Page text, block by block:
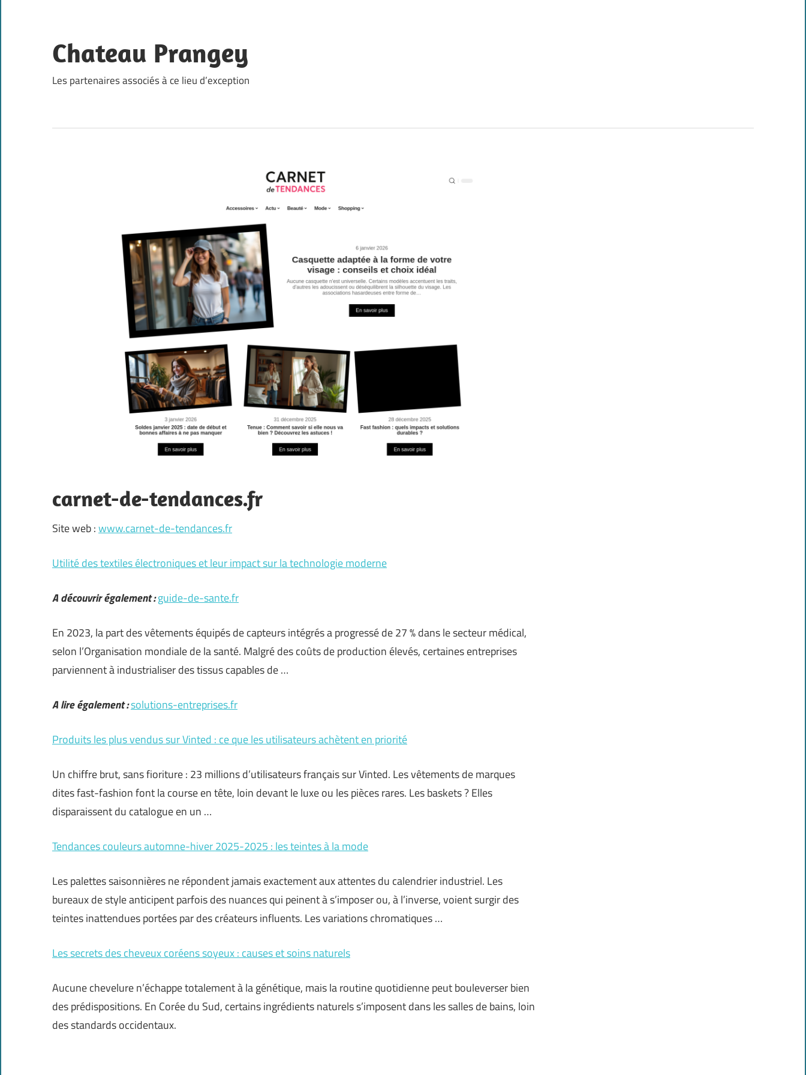
content
Chateau Prangey
Les partenaires associés à ce lieu d’exception
carnet-de-tendances.fr
Site web :www.carnet-de-tendances.fr
Utilité des textiles électroniques et leur impact sur la technologie moderne
A découvrir également :guide-de-sante.fr
En 2023, la part des vêtements équipés de capteurs intégrés a progressé de 27 % dans le secteur médical,
selon l’Organisation mondiale de la santé. Malgré des coûts de production élevés, certaines entreprises
parviennent à industrialiser des tissus capables de …
A lire également :solutions-entreprises.fr
Produits les plus vendus sur Vinted : ce que les utilisateurs achètent en priorité
Un chiffre brut, sans fioriture : 23 millions d’utilisateurs français sur Vinted. Les vêtements de marques
dites fast-fashion font la course en tête, loin devant le luxe ou les pièces rares. Les baskets ? Elles
disparaissent du catalogue en un …
Tendances couleurs automne-hiver 2025-2025 : les teintes à la mode
Les palettes saisonnières ne répondent jamais exactement aux attentes du calendrier industriel. Les
bureaux de style anticipent parfois des nuances qui peinent à s’imposer ou, à l’inverse, voient surgir des
teintes inattendues portées par des créateurs influents. Les variations chromatiques …
Les secrets des cheveux coréens soyeux : causes et soins naturels
Aucune chevelure n’échappe totalement à la génétique, mais la routine quotidienne peut bouleverser bien
des prédispositions. En Corée du Sud, certains ingrédients naturels s’imposent dans les salles de bains, loin
des standards occidentaux.